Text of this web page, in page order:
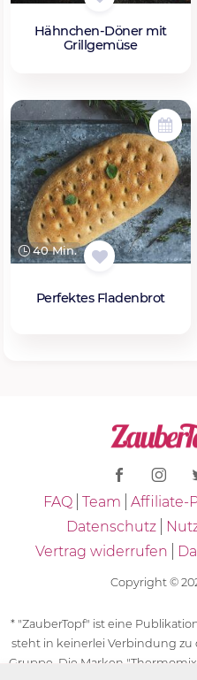
Hähnchen-Döner mit
Grillgemüse
40 Min.
Perfektes Fladenbrot
FAQ Team Affiliate-
Datenschutz
Vertrag widerrufen
Copyright ©
* "ZauberTopf" ist eine
steht in keinerlei Verbindung
Gruppe. Die Marken